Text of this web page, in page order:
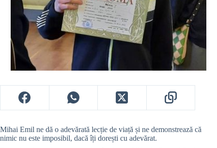
Mihai Emil ne dă o adevărată lecție de viață și ne demonstrează că
nimic nu este imposibil, dacă îți dorești cu adevărat.